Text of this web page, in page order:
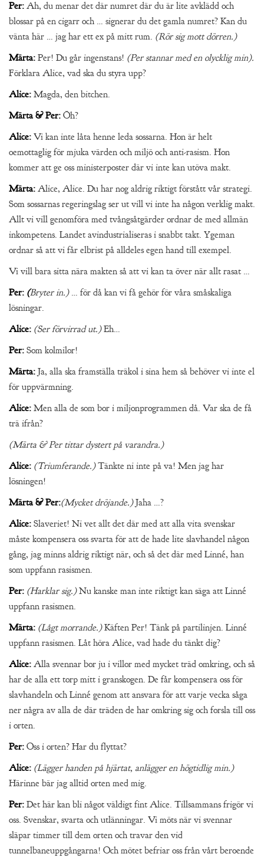
Per: Ah, du menar det där numret där du är lite avklädd och
blossar på en cigarr och … signerar du det gamla numret? Kan du
vänta här … jag har ett ex på mitt rum. (Rör sig mott dörren.)
Märta: Per! Du går ingenstans! (Per stannar med en olycklig min).
Förklara Alice, vad ska du styra upp?
Alice: Magda, den bitchen.
Märta & Per: Öh?
Alice: Vi kan inte låta henne leda sossarna. Hon är helt
oemottaglig för mjuka värden och miljö och anti-rasism. Hon
kommer att ge oss ministerposter där vi inte kan utöva makt.
Märta: Alice, Alice. Du har nog aldrig riktigt förstått vår strategi.
Som sossarnas regeringslag ser ut vill vi inte ha någon verklig makt.
Allt vi vill genomföra med tvångsåtgärder ordnar de med allmän
inkompetens. Landet avindustrialiseras i snabbt takt. Ygeman
ordnar så att vi får elbrist på alldeles egen hand till exempel.
Vi vill bara sitta nära makten så att vi kan ta över när allt rasat …
Per: (Bryter in.)… för då kan vi få gehör för våra småskaliga
lösningar.
Alice: (Ser förvirrad ut.)Eh…
Per: Som kolmilor!
Märta: Ja, alla ska framställa träkol i sina hem så behöver vi inte el
för uppvärmning.
Alice: Men alla de som bor i miljonprogrammen då. Var ska de få
trä ifrån?
(Märta & Per tittar dystert på varandra.)
Alice: (Triumferande.)Tänkte ni inte på va! Men jag har
lösningen!
Märta & Per:(Mycket dröjande.)Jaha …?
Alice: Slaveriet! Ni vet allt det där med att alla vita svenskar
måste kompensera oss svarta för att de hade lite slavhandel någon
gång, jag minns aldrig riktigt när, och så det där med Linné, han
som uppfann rasismen.
Per: (Harklar sig.)Nu kanske man inte riktigt kan säga att Linné
uppfann rasismen.
Märta: (Lågt morrande.)Käften Per! Tänk på partilinjen. Linné
uppfann rasismen. Låt höra Alice, vad hade du tänkt dig?
Alice: Alla svennar bor ju i villor med mycket träd omkring, och så
har de alla ett torp mitt i granskogen. De får kompensera oss för
slavhandeln och Linné genom att ansvara för att varje vecka såga
ner några av alla de där träden de har omkring sig och forsla till oss
i orten.
Per: Oss i orten? Har du flyttat?
Alice: (Lägger handen på hjärtat, anlägger en högtidlig min.)
Härinne bär jag alltid orten med mig.
Per: Det här kan bli något väldigt fint Alice. Tillsammans frigör vi
oss. Svenskar, svarta och utlänningar. Vi möts när vi svennar
släpar timmer till dem orten och travar den vid
tunnelbaneuppgångarna! Och mötet befriar oss från vårt beroende